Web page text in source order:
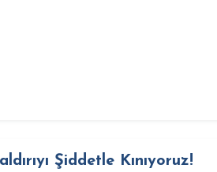
Şiddetle Kınıyoruz!